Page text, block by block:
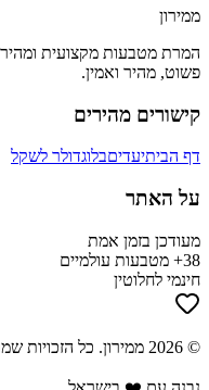
ממירון
המרת מטבעות מקצועית
פשוט, מהיר ואמין.
קישורים מהירים
דף הביתיעדיםבלוגדולר לשקל
על האתר
מעודכן בזמן אמת
38+ מטבעות עולמיים
חינמי לחלוטין
©
2026 ממירון. כל הזכויות